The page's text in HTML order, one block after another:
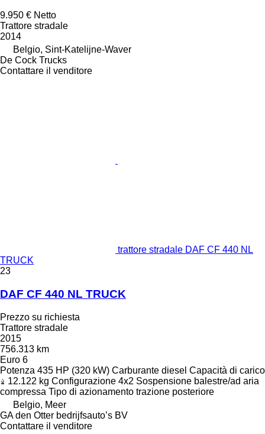
9.950 € Netto
Trattore stradale
2014
Belgio, Sint-Katelijne-Waver
De Cock Trucks
Contattare il venditore
trattore stradale DAF CF 440 NL
TRUCK
23
DAF CF 440 NL TRUCK
Prezzo su richiesta
Trattore stradale
2015
756.313 km
Euro 6
Potenza 435 HP (320 kW) Carburante diesel Capacità di carico
12.122 kg Configurazione 4x2 Sospensione balestre/ad aria
compressa Tipo di azionamento trazione posteriore
Belgio, Meer
GA den Otter bedrijfsauto’s BV
Contattare il venditore